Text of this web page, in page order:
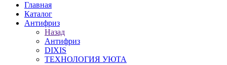
Главная
Каталог
Антифриз
Назад
Антифриз
DIXIS
ТЕХНОЛОГИЯ УЮТА